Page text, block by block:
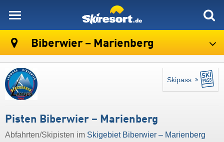
Biberwier – Marienberg
Skipass
Pisten Biberwier – Marienberg
Abfahrten/Skipisten im Skigebiet Biberwier – Marienberg